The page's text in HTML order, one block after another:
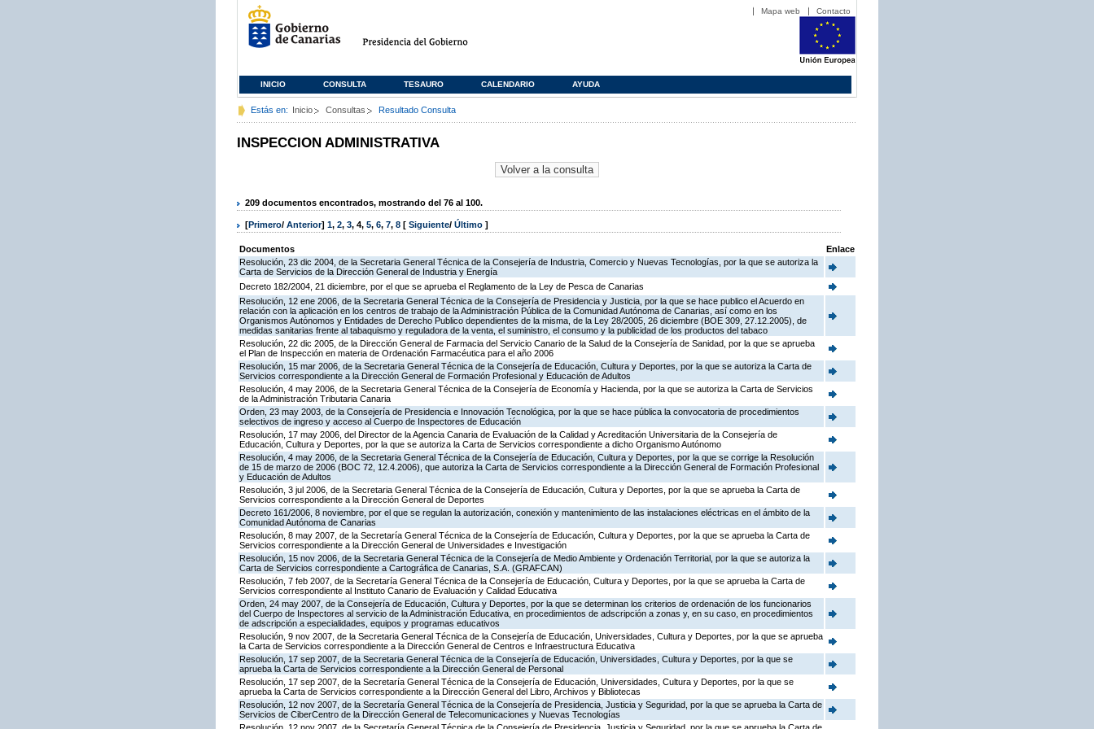
Mapa web Contacto
INICIO CONSULTA TESAURO CALENDARIO AYUDA
Estás en: Inicio Consultas Resultado Consulta
INSPECCION ADMINISTRATIVA
209 documentos encontrados, mostrando del 76 al 100.
[Primero/ Anterior] 1, 2, 3, 4, 5, 6, 7, 8 [ Siguiente/ Último ]
Documentos
Enlace
Resolución, 23 dic 2004, de la Secretaria General Técnica de la Consejería de Industria, Comercio y Nuevas Tecnologías, por la que se autoriza la
Carta de Servicios de la Dirección General de Industria y Energía
Decreto 182/2004, 21 diciembre, por el que se aprueba el Reglamento de la Ley de Pesca de Canarias
Resolución, 12 ene 2006, de la Secretaria General Técnica de la Consejería de Presidencia y Justicia, por la que se hace publico el Acuerdo en
relación con la aplicación en los centros de trabajo de la Administración Pública de la Comunidad Autónoma de Canarias, así como en los
Organismos Autónomos y Entidades de Derecho Publico dependientes de la misma, de la Ley 28/2005, 26 diciembre (BOE 309, 27.12.2005), de
medidas sanitarias frente al tabaquismo y reguladora de la venta, el suministro, el consumo y la publicidad de los productos del tabaco
Resolución, 22 dic 2005, de la Dirección General de Farmacia del Servicio Canario de la Salud de la Consejería de Sanidad, por la que se aprueba
el Plan de Inspección en materia de Ordenación Farmacéutica para el año 2006
Resolución, 15 mar 2006, de la Secretaria General Técnica de la Consejería de Educación, Cultura y Deportes, por la que se autoriza la Carta de
Servicios correspondiente a la Dirección General de Formación Profesional y Educación de Adultos
Resolución, 4 may 2006, de la Secretaria General Técnica de la Consejería de Economía y Hacienda, por la que se autoriza la Carta de Servicios
de la Administración Tributaria Canaria
Orden, 23 may 2003, de la Consejería de Presidencia e Innovación Tecnológica, por la que se hace pública la convocatoria de procedimientos
selectivos de ingreso y acceso al Cuerpo de Inspectores de Educación
Resolución, 17 may 2006, del Director de la Agencia Canaria de Evaluación de la Calidad y Acreditación Universitaria de la Consejería de
Educación, Cultura y Deportes, por la que se autoriza la Carta de Servicios correspondiente a dicho Organismo Autónomo
Resolución, 4 may 2006, de la Secretaria General Técnica de la Consejería de Educación, Cultura y Deportes, por la que se corrige la Resolución
de 15 de marzo de 2006 (BOC 72, 12.4.2006), que autoriza la Carta de Servicios correspondiente a la Dirección General de Formación Profesional
y Educación de Adultos
Resolución, 3 jul 2006, de la Secretaria General Técnica de la Consejería de Educación, Cultura y Deportes, por la que se aprueba la Carta de
Servicios correspondiente a la Dirección General de Deportes
Decreto 161/2006, 8 noviembre, por el que se regulan la autorización, conexión y mantenimiento de las instalaciones eléctricas en el ámbito de la
Comunidad Autónoma de Canarias
Resolución, 8 may 2007, de la Secretaría General Técnica de la Consejería de Educación, Cultura y Deportes, por la que se aprueba la Carta de
Servicios correspondiente a la Dirección General de Universidades e Investigación
Resolución, 15 nov 2006, de la Secretaria General Técnica de la Consejería de Medio Ambiente y Ordenación Territorial, por la que se autoriza la
Carta de Servicios correspondiente a Cartográfica de Canarias, S.A. (GRAFCAN)
Resolución, 7 feb 2007, de la Secretaría General Técnica de la Consejería de Educación, Cultura y Deportes, por la que se aprueba la Carta de
Servicios correspondiente al Instituto Canario de Evaluación y Calidad Educativa
Orden, 24 may 2007, de la Consejería de Educación, Cultura y Deportes, por la que se determinan los criterios de ordenación de los funcionarios
del Cuerpo de Inspectores al servicio de la Administración Educativa, en procedimientos de adscripción a zonas y, en su caso, en procedimientos
de adscripción a especialidades, equipos y programas educativos
Resolución, 9 nov 2007, de la Secretaria General Técnica de la Consejería de Educación, Universidades, Cultura y Deportes, por la que se aprueba
la Carta de Servicios correspondiente a la Dirección General de Centros e Infraestructura Educativa
Resolución, 17 sep 2007, de la Secretaria General Técnica de la Consejería de Educación, Universidades, Cultura y Deportes, por la que se
aprueba la Carta de Servicios correspondiente a la Dirección General de Personal
Resolución, 17 sep 2007, de la Secretaría General Técnica de la Consejería de Educación, Universidades, Cultura y Deportes, por la que se
aprueba la Carta de Servicios correspondiente a la Dirección General del Libro, Archivos y Bibliotecas
Resolución, 12 nov 2007, de la Secretaría General Técnica de la Consejería de Presidencia, Justicia y Seguridad, por la que se aprueba la Carta de
Servicios de CiberCentro de la Dirección General de Telecomunicaciones y Nuevas Tecnologías